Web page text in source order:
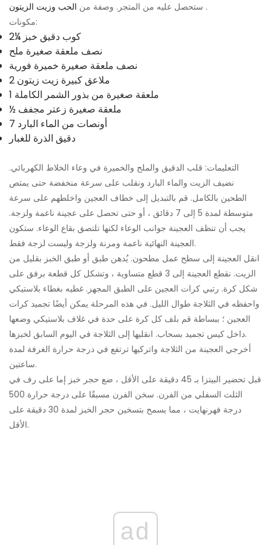
ستحصل عليه من المتجر. وصفة من الحب وزيت الزيتون
.
مكونات:
2¼ كوب دقيق خبز
نصف ملعقة صغيرة ملح
نصف ملعقة صغيرة خميرة فورية
2 ملاعق كبيرة زيت زيتون
1 ملعقة صغيرة من بذور الشمر الكاملة
½ ملعقة صغيرة زعتر مجفف
7 أونصات من الماء البارد
دقيق الذرة للغبار
التعليمات: قلب الدقيق والملح والخميرة في وعاء الخلاط الكهربائي.
نضيف الزيت والماء البارد ونقلب على سرعة منخفضة حتى يمتص
الطحين بالكامل. قم بالتبديل إلى خطاف العجين واخلطهم على سرعة
متوسطة لمدة 5 إلى 7 دقائق ، أو حتى تحصل على عجينة ناعمة ولزجة.
يجب أن تنظف العجينة جوانب الوعاء لكنها تلتصق بقاع الوعاء. ستكون
العجينة النهائية ناعمة ومرنة ولزجة وليست لزجة فقط.
انقل العجينة إلى سطح عمل مطحون. يُدهن طبق أو طبق الخبز بقليل من
الزيت. نقطع العجينة إلى 3 قطع متساوية ، وتشكل كل قطعة برفق على
شكل كرة. رتبي كرات العجين على الطبق المجهز. غطيه بغطاء بلاستيكي
واحفظه في الثلاجة طوال الليل. في هذه المرحلة يمكن أيضًا تجميد كرات
العجين ؛ ببساطة قم بلف كل كرة على حدة في غلاف بلاستيكي وضعها
داخل كيس تجميد بسحاب. انقليها إلى الثلاجة في اليوم السابق لخبزها.
أخرجي العجينة من الثلاجة واتركيها ترتفع في درجة حرارة الغرفة لمدة
ساعتين.
قبل تحضير البيتزا بـ 45 دقيقة على الأقل ، ضع حجر خبز إما على رف في
الثلث السفلي من الفرن. سخن الفرن مسبقًا على درجة حرارة 500
درجة فهرنهايت ، مما يسمح بتسخين حجر الخبز لمدة 30 دقيقة على
الأقل.
ad